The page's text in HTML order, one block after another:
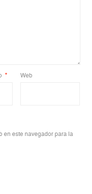
* Web
en este navegador para la